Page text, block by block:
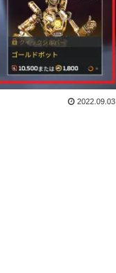
2022.09.03